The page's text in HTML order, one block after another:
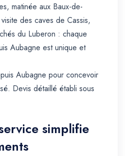
matinée aux Baux-de-
des caves de Cassis,
du Luberon : chaque
Aubagne est unique et
Aubagne pour concevoir
Devis détaillé établi sous
simplifie